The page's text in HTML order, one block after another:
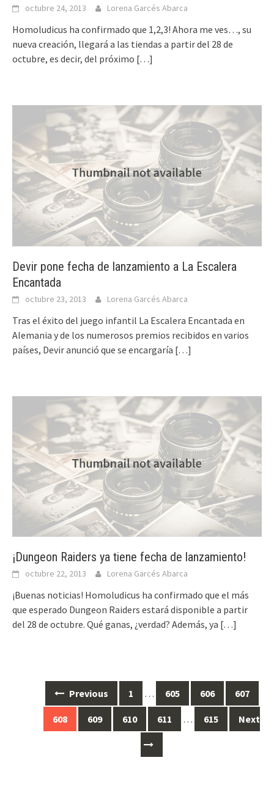
octubre 24, 2013 Lorena Garcés Abarca
Homoludicus ha confirmado que 1,2,3! Ahora me ves…, su
nueva creación, llegará a las tiendas a partir del 28 de
octubre, es decir, del próximo […]
Devir pone fecha de lanzamiento a La Escalera
Encantada
octubre 23, 2013 Lorena Garcés Abarca
Tras el éxito del juego infantil La Escalera Encantada en
Alemania y de los numerosos premios recibidos en varios
países, Devir anunció que se encargaría […]
¡Dungeon Raiders ya tiene fecha de lanzamiento!
octubre 22, 2013 Lorena Garcés Abarca
¡Buenas noticias! Homoludicus ha confirmado que el más
que esperado Dungeon Raiders estará disponible a partir
del 28 de octubre. Qué ganas, ¿verdad? Además, ya […]
navigation
Previous 1 … 605 606 607
608 609 610 611 … 615 Next